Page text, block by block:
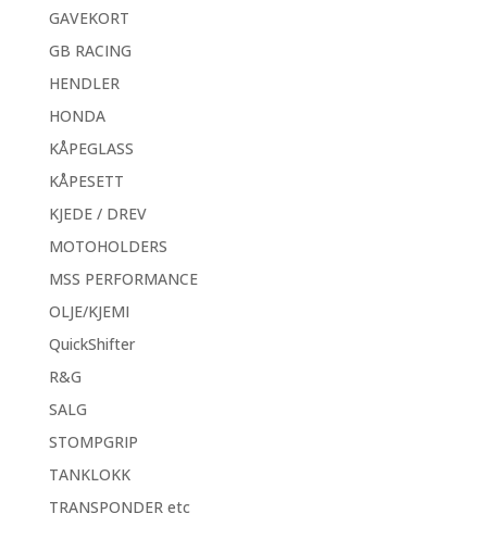
GAVEKORT
GB RACING
HENDLER
HONDA
KÅPEGLASS
KÅPESETT
KJEDE / DREV
MOTOHOLDERS
MSS PERFORMANCE
OLJE/KJEMI
QuickShifter
R&G
SALG
STOMPGRIP
TANKLOKK
TRANSPONDER etc